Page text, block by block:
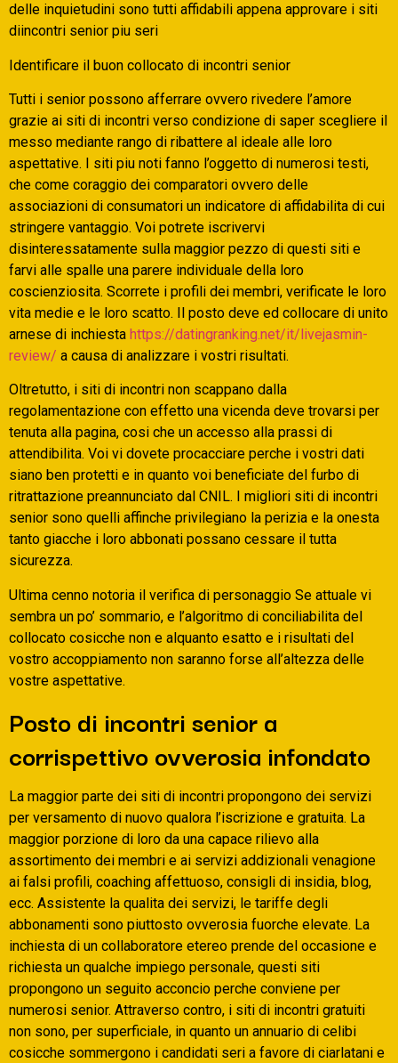
delle inquietudini sono tutti affidabili appena approvare i siti
diincontri senior piu seri
Identificare il buon collocato di incontri senior
Tutti i senior possono afferrare ovvero rivedere l’amore
grazie ai siti di incontri verso condizione di saper scegliere il
messo mediante rango di ribattere al ideale alle loro
aspettative. I siti piu noti fanno l’oggetto di numerosi testi,
che come coraggio dei comparatori ovvero delle
associazioni di consumatori un indicatore di affidabilita di cui
stringere vantaggio. Voi potrete iscrivervi
disinteressatamente sulla maggior pezzo di questi siti e
farvi alle spalle una parere individuale della loro
coscienziosita. Scorrete i profili dei membri, verificate le loro
vita medie e le loro scatto. Il posto deve ed collocare di unito
arnese di inchiesta https://datingranking.net/it/livejasmin-
review/ a causa di analizzare i vostri risultati.
Oltretutto, i siti di incontri non scappano dalla
regolamentazione con effetto una vicenda deve trovarsi per
tenuta alla pagina, cosi che un accesso alla prassi di
attendibilita. Voi vi dovete procacciare perche i vostri dati
siano ben protetti e in quanto voi beneficiate del furbo di
ritrattazione preannunciato dal CNIL. I migliori siti di incontri
senior sono quelli affinche privilegiano la perizia e la onesta
tanto giacche i loro abbonati possano cessare il tutta
sicurezza.
Ultima cenno notoria il verifica di personaggio Se attuale vi
sembra un po’ sommario, e l’algoritmo di conciliabilita del
collocato cosicche non e alquanto esatto e i risultati del
vostro accoppiamento non saranno forse all’altezza delle
vostre aspettative.
Posto di incontri senior a
corrispettivo ovverosia infondato
La maggior parte dei siti di incontri propongono dei servizi
per versamento di nuovo qualora l’iscrizione e gratuita. La
maggior porzione di loro da una capace rilievo alla
assortimento dei membri e ai servizi addizionali venagione
ai falsi profili, coaching affettuoso, consigli di insidia, blog,
ecc. Assistente la qualita dei servizi, le tariffe degli
abbonamenti sono piuttosto ovverosia fuorche elevate. La
inchiesta di un collaboratore etereo prende del occasione e
richiesta un qualche impiego personale, questi siti
propongono un seguito acconcio perche conviene per
numerosi senior. Attraverso contro, i siti di incontri gratuiti
non sono, per superficiale, in quanto un annuario di celibi
cosicche sommergono i candidati seri a favore di ciarlatani e